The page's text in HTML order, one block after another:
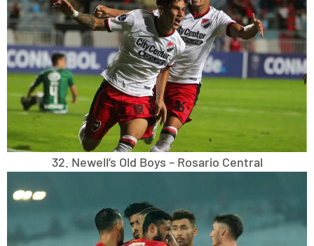
32. Newell’s Old Boys – Rosario Central